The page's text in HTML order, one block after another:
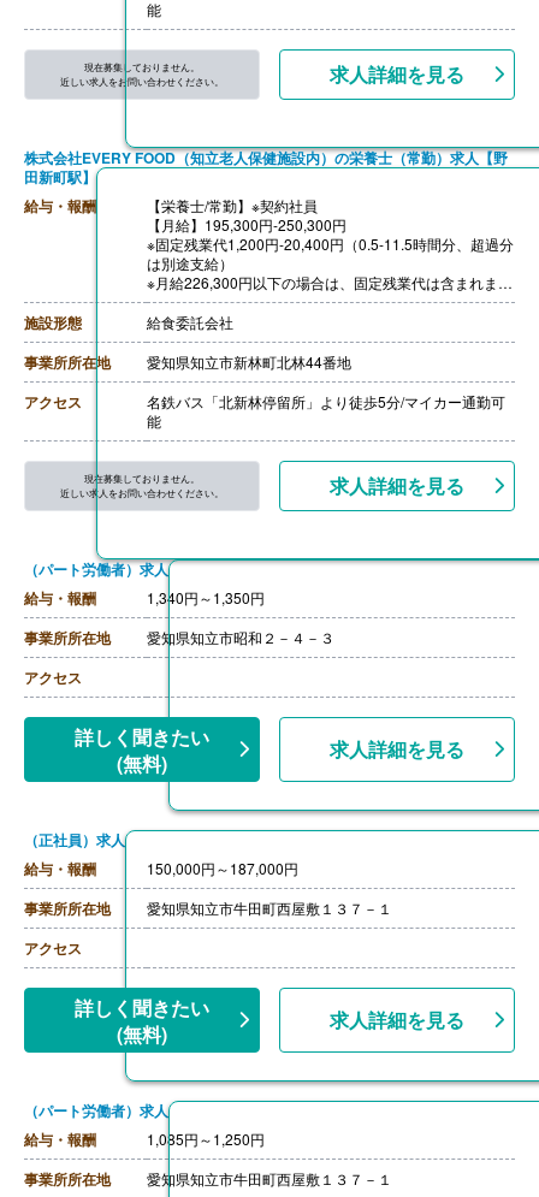
【退職金】なし
能
現在募集しておりません。
近しい求人をお問い合わせください。
求人詳細を見る
株式会社EVERY FOOD（知立老人保健施設内）の栄養士（常勤）求人【野
田新町駅】
給与・報酬
【栄養士/常勤】※契約社員
【月給】195,300円-250,300円
※固定残業代1,200円-20,400円（0.5-11.5時間分、超過分
は別途支給）
※月給226,300円以下の場合は、固定残業代は含まれませ
ん（残業時間分は追加支給）
［その他手当］
・管理栄養士手当
・早朝手当
【賞与】年2回
【通勤手当】あり（規定あり）
【退職金】なし
施設形態 給食委託会社
事業所所在地 愛知県知立市新林町北林44番地
アクセス
名鉄バス「北新林停留所」より徒歩5分/マイカー通勤可
能
現在募集しておりません。
近しい求人をお問い合わせください。
求人詳細を見る
（パート労働者）求人
給与・報酬
1,340円～1,350円
事業所所在地 愛知県知立市昭和２－４－３
アクセス
詳しく聞きたい
(無料)
求人詳細を見る
（正社員）求人
給与・報酬
150,000円～187,000円
事業所所在地 愛知県知立市牛田町西屋敷１３７－１
アクセス
詳しく聞きたい
(無料)
求人詳細を見る
（パート労働者）求人
給与・報酬
1,085円～1,250円
事業所所在地 愛知県知立市牛田町西屋敷１３７－１